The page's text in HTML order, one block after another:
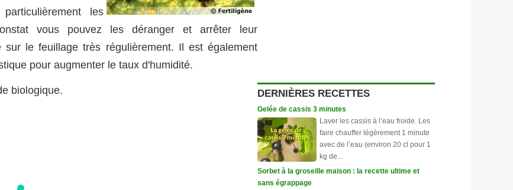
les
vous pouvez les déranger et arrêter leur
le feuillage très régulièrement. Il est également
pour augmenter le taux d'humidité.
biologique. DERNIÈRES RECETTES
Gelée de cassis 3 minutes
Laver les cassis à l’eau froide. Les
faire chauffer légèrement 1 minute
avec de l’eau (environ 20 cl pour 1
kg de...
Sorbet à la groseille maison : la recette ultime et
sans égrappage